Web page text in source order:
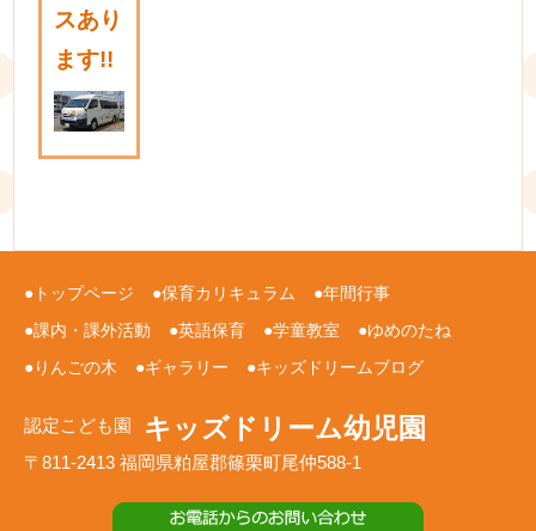
スあり
ます!!
トップページ 保育カリキュラム
年間行事
課内・課外活動
英語保育 学童教室
ゆめのたね
りんごの木
ギャラリー キッズドリームブログ
認定こども園 キッズドリーム幼児園
〒811-2413 福岡県粕屋郡篠栗町尾仲588-1